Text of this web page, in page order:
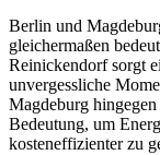
Berlin und
gleichermaßen
Reinickendorf sorgt
unvergessliche
Magdeburg
Bedeutung, um
kosteneffizienter zu